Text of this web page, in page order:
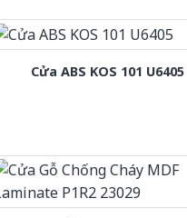
Cửa ABS KOS 101 U6405